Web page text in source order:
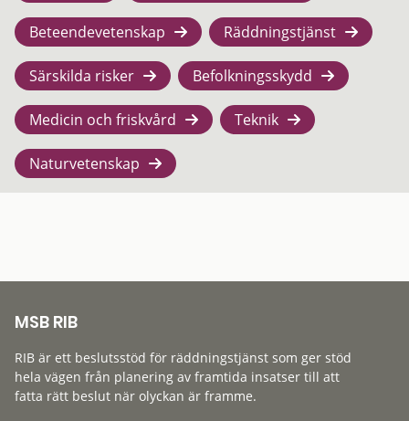
Beteendevetenskap Räddningstjänst
Särskilda risker Befolkningsskydd
Medicin och friskvård Teknik
Naturvetenskap
MSB RIB
RIB är ett beslutsstöd för räddningstjänst som ger stöd
hela vägen från planering av framtida insatser till att
fatta rätt beslut när olyckan är framme.